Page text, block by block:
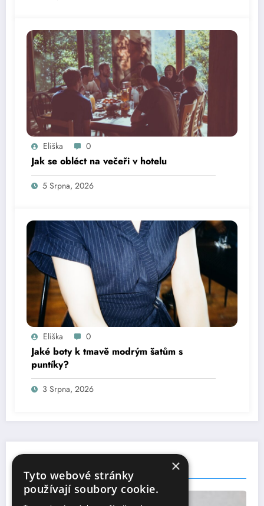
Eliška 0
Jak se obléct na večeři v hotelu
5 Srpna, 2026
Eliška 0
Jaké boty k tmavě modrým šatům s
puntíky?
3 Srpna, 2026
You May Have Missed ×
Tyto webové stránky
používají soubory cookie.